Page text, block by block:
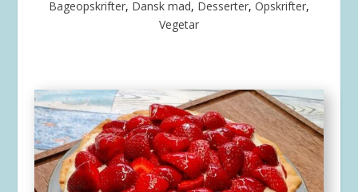
Bageopskrifter, Dansk mad, Desserter, Opskrifter,
Vegetar